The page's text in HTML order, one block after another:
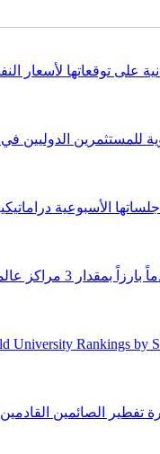
الأسبوعية
تفطير الصائمين